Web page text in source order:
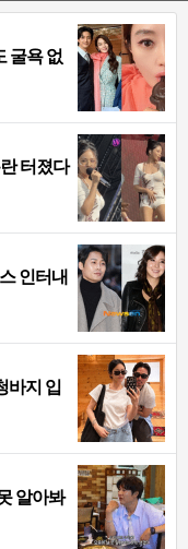
굴욕 없
터졌다
인터내
바지 입
알아봐